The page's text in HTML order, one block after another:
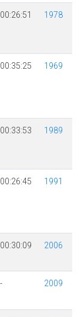
00:26:51 1978
00:35:25 1969
00:33:53 1989
00:26:45 1991
00:30:09 2006
- 2009